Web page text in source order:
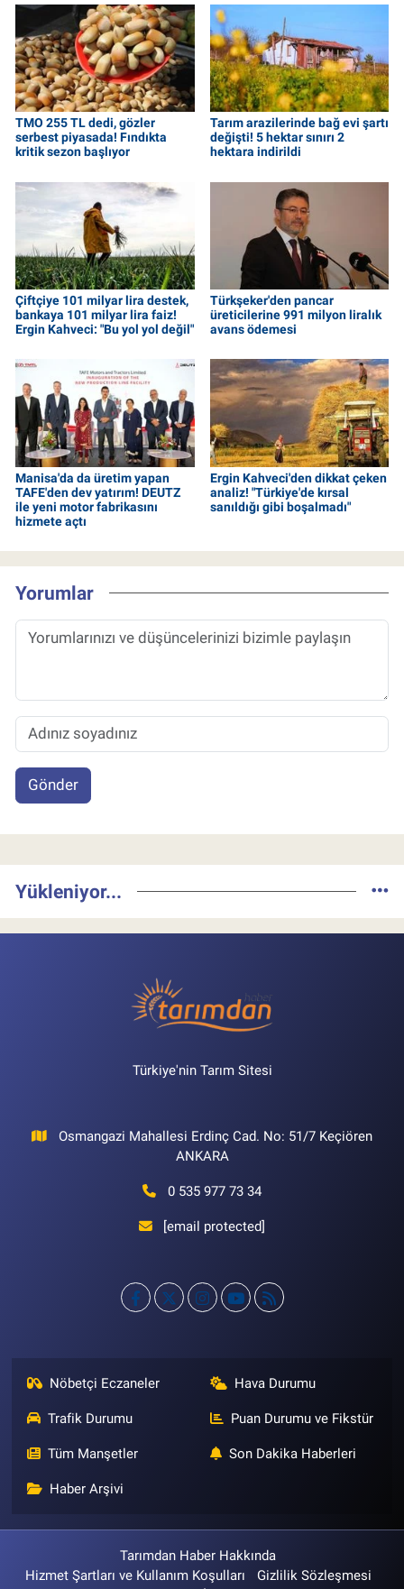
TMO 255 TL dedi, gözler
serbest piyasada! Fındıkta
kritik sezon başlıyor
Tarım arazilerinde bağ evi şartı
değişti! 5 hektar sınırı 2
hektara indirildi
Çiftçiye 101 milyar lira destek,
bankaya 101 milyar lira faiz!
Ergin Kahveci: "Bu yol yol değil"
Türkşeker'den pancar
üreticilerine 991 milyon liralık
avans ödemesi
Manisa'da da üretim yapan
TAFE'den dev yatırım! DEUTZ
ile yeni motor fabrikasını
hizmete açtı
Ergin Kahveci'den dikkat çeken
analiz! "Türkiye'de kırsal
sanıldığı gibi boşalmadı"
Yorumlar
Gönder
Yükleniyor...
Türkiye'nin Tarım Sitesi
Osmangazi Mahallesi Erdinç Cad. No: 51/7 Keçiören
ANKARA
0 535 977 73 34
[email protected]
Nöbetçi Eczaneler Hava Durumu
Trafik Durumu Puan Durumu ve Fikstür
Tüm Manşetler Son Dakika Haberleri
Haber Arşivi
Tarımdan Haber Hakkında
Hizmet Şartları ve Kullanım Koşulları
Gizlilik Sözleşmesi